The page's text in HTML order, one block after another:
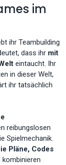
im
ihr Teambuilding
dass ihr mit
eintaucht. Ihr
in dieser Welt,
ihr tatsächlich
reibungslosen
Spielmechanik.
Pläne, Codes
kombinieren